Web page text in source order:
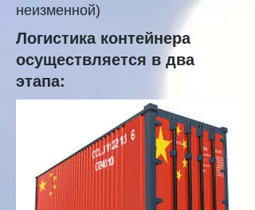
Логистика контейнера
осуществляется в два
этапа:
неизменной)